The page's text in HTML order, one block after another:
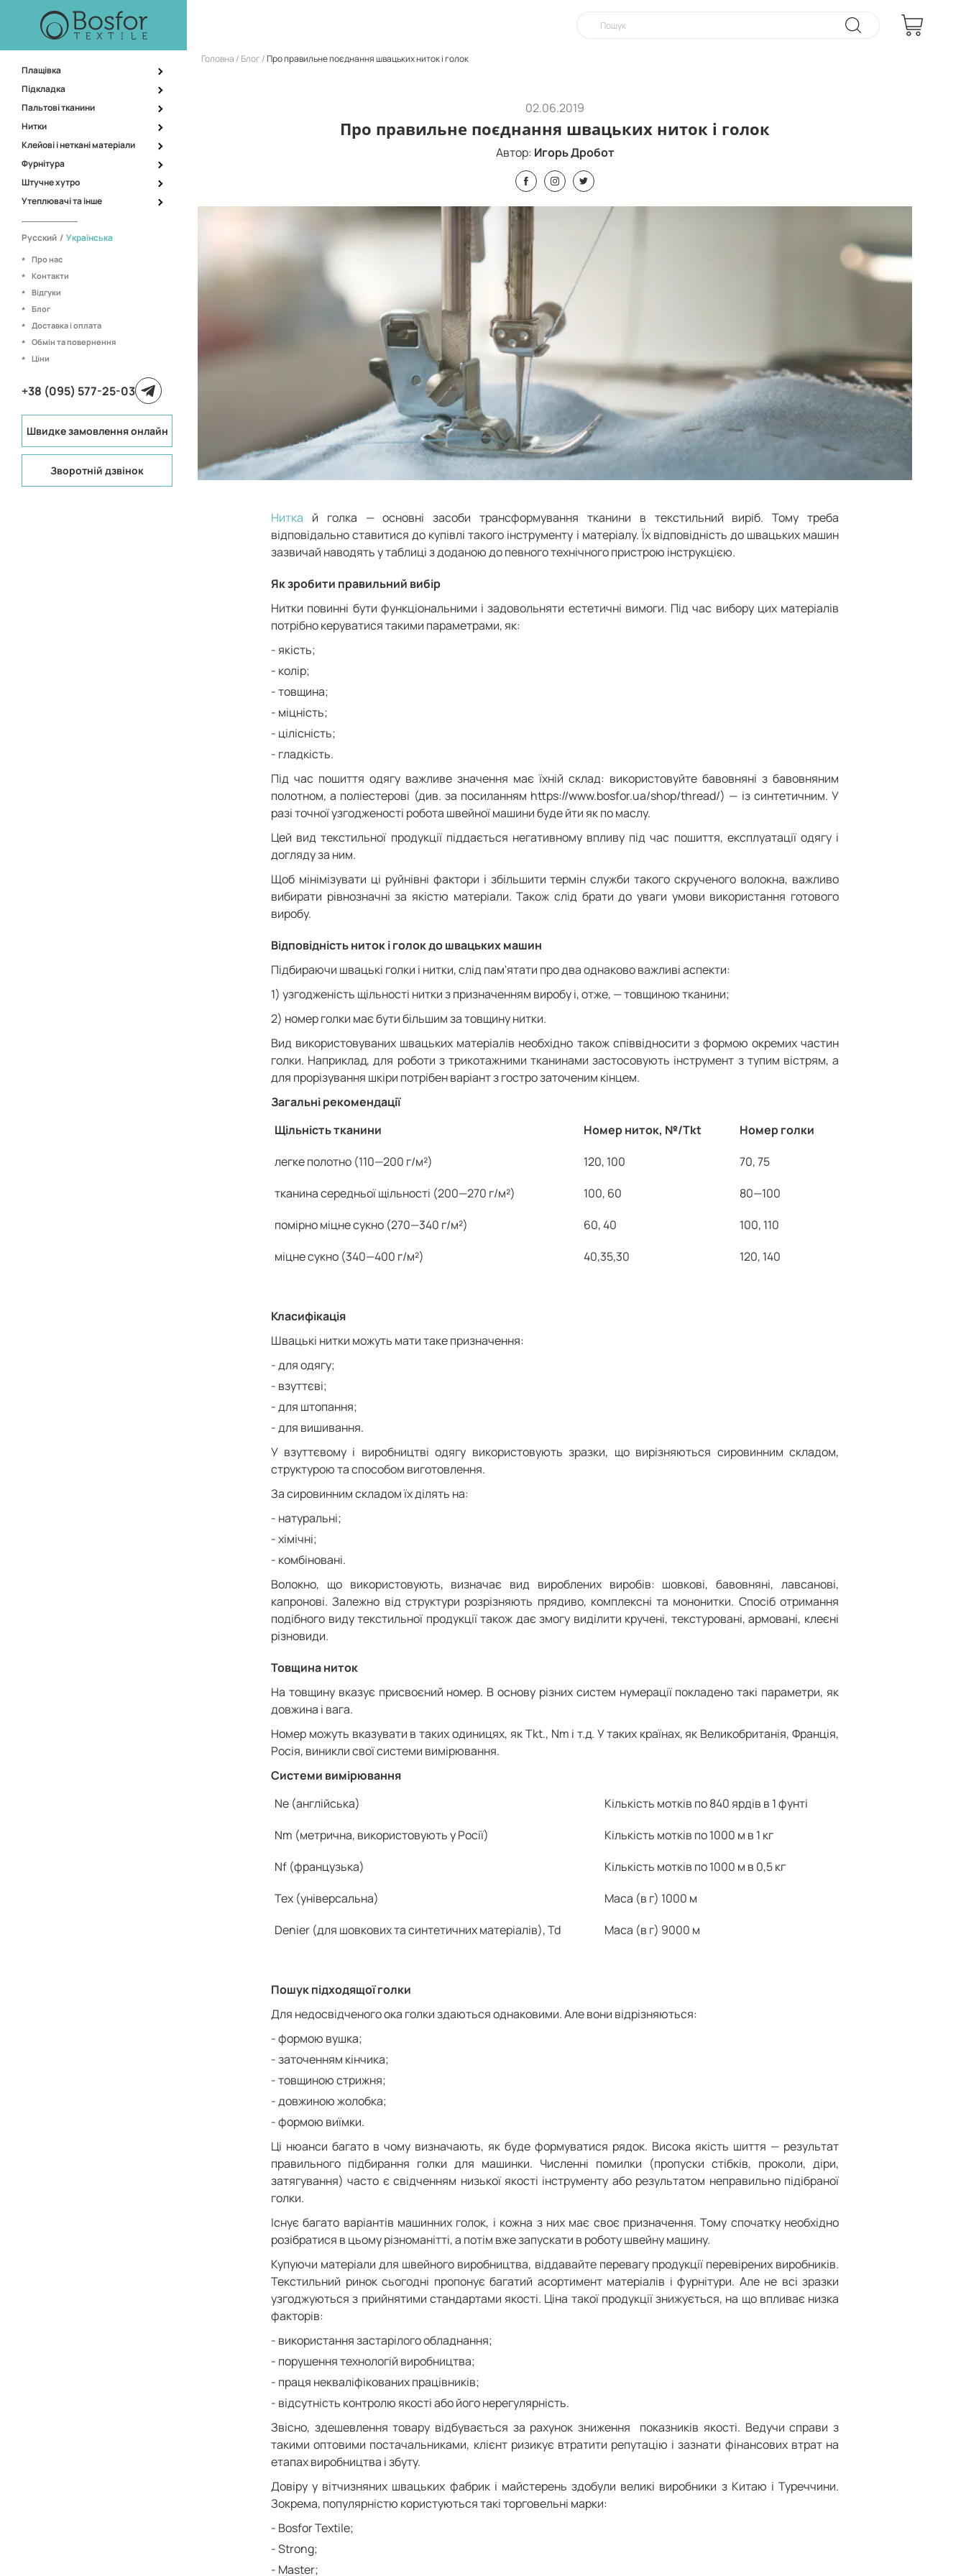
Плащівка
Підкладка
Пальтові тканини
Нитки
Клейові і неткані матеріали
Фурнітура
Штучне хутро
Утеплювачі та інше
Русский / Українська
Про нас
Контакти
Відгуки
Блог
Доставка і оплата
Обмін та повернення
Ціни
+38 (095) 577-25-03
Швидке замовлення онлайн
Зворотній дзвінок
Головна Блог Про правильне поєднання швацьких ниток і голок
02.06.2019
Про правильне поєднання швацьких ниток і голок
Автор: Игорь Дробот
Нитка й голка — основні засоби трансформування тканини в текстильний виріб. Тому треба
відповідально ставитися до купівлі такого інструменту і матеріалу. Їх відповідність до швацьких машин
зазвичай наводять у таблиці з доданою до певного технічного пристрою інструкцією.
Як зробити правильний вибір
Нитки повинні бути функціональними і задовольняти естетичні вимоги. Під час вибору цих матеріалів
потрібно керуватися такими параметрами, як:
якість;
колір;
товщина;
міцність;
цілісність;
гладкість.
Під час пошиття одягу важливе значення має їхній склад: використовуйте бавовняні з бавовняним
полотном, а поліестерові (див. за посиланням https://www.bosfor.ua/shop/thread/) — із синтетичним. У
разі точної узгодженості робота швейної машини буде йти як по маслу.
Цей вид текстильної продукції піддається негативному впливу під час пошиття, експлуатації одягу і
догляду за ним.
Щоб мінімізувати ці руйнівні фактори і збільшити термін служби такого скрученого волокна, важливо
вибирати рівнозначні за якістю матеріали. Також слід брати до уваги умови використання готового
виробу.
Відповідність ниток і голок до швацьких машин
Підбираючи швацькі голки і нитки, слід пам'ятати про два однаково важливі аспекти:
1) узгодженість щільності нитки з призначенням виробу і, отже, — товщиною тканини;
2) номер голки має бути більшим за товщину нитки.
Вид використовуваних швацьких матеріалів необхідно також співвідносити з формою окремих частин
голки. Наприклад, для роботи з трикотажними тканинами застосовують інструмент з тупим вістрям, а
для прорізування шкіри потрібен варіант з гостро заточеним кінцем.
Загальні рекомендації
Щільність тканини
Номер ниток, №/Tkt
Номер голки
легке полотно (110—200 г/м²)
120, 100
70, 75
тканина середньої щільності (200—270 г/м²)
100, 60
80—100
помірно міцне сукно (270—340 г/м²)
60, 40
100, 110
міцне сукно (340—400 г/м²)
40,35,30 120, 140
Класифікація
Швацькі нитки можуть мати таке призначення:
для одягу;
взуттєві;
для штопання;
для вишивання.
У взуттєвому і виробництві одягу використовують зразки, що вирізняються сировинним складом,
структурою та способом виготовлення.
За сировинним складом їх ділять на:
натуральні;
хімічні;
комбіновані.
Волокно, що використовують, визначає вид вироблених виробів: шовкові, бавовняні, лавсанові,
капронові. Залежно від структури розрізняють прядиво, комплексні та мононитки. Спосіб отримання
подібного виду текстильної продукції також дає змогу виділити кручені, текстуровані, армовані, клеєні
різновиди.
Товщина ниток
На товщину вказує присвоєний номер. В основу різних систем нумерації покладено такі параметри, як
довжина і вага.
Номер можуть вказувати в таких одиницях, як Tkt., Nm і т.д. У таких країнах, як Великобританія, Франція,
Росія, виникли свої системи вимірювання.
Системи вимірювання
Ne (англійська)
Кількість мотків по 840 ярдів в 1 фунті
Nm (метрична, використовують у Росії)
Кількість мотків по 1000 м в 1 кг
Nf (французька)
Кількість мотків по 1000 м в 0,5 кг
Tex (універсальна)
Маса (в г) 1000 м
Denier (для шовкових та синтетичних матеріалів), Td
Маса (в г) 9000 м
Пошук підходящої голки
Для недосвідченого ока голки здаються однаковими. Але вони відрізняються:
формою вушка;
заточенням кінчика;
товщиною стрижня;
довжиною жолобка;
формою виїмки.
Ці нюанси багато в чому визначають, як буде формуватися рядок. Висока якість шиття — результат
правильного підбирання голки для машинки. Численні помилки (пропуски стібків, проколи, діри,
затягування) часто є свідченням низької якості інструменту або результатом неправильно підібраної
голки.
Існує багато варіантів машинних голок, і кожна з них має своє призначення. Тому спочатку необхідно
розібратися в цьому різноманітті, а потім вже запускати в роботу швейну машину.
Купуючи матеріали для швейного виробництва, віддавайте перевагу продукції перевірених виробників.
Текстильний ринок сьогодні пропонує багатий асортимент матеріалів і фурнітури. Але не всі зразки
узгоджуються з прийнятими стандартами якості. Ціна такої продукції знижується, на що впливає низка
факторів:
використання застарілого обладнання;
порушення технологій виробництва;
праця некваліфікованих працівників;
відсутність контролю якості або його нерегулярність.
Звісно, здешевлення товару відбувається за рахунок зниження показників якості. Ведучи справи з
такими оптовими постачальниками, клієнт ризикує втратити репутацію і зазнати фінансових втрат на
етапах виробництва і збуту.
Довіру у вітчизняних швацьких фабрик і майстерень здобули великі виробники з Китаю і Туреччини.
Зокрема, популярністю користуються такі торговельні марки:
Bosfor Textile;
Strong;
Master;